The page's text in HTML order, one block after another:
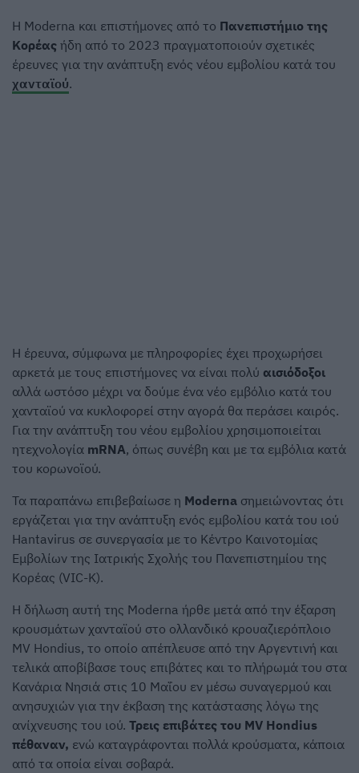
Η Moderna και επιστήμονες από το Πανεπιστήμιο της
Κορέας ήδη από το 2023 πραγματοποιούν σχετικές
έρευνες για την ανάπτυξη ενός νέου εμβολίου κατά του
χανταϊού.
Η έρευνα, σύμφωνα με πληροφορίες έχει προχωρήσει
αρκετά με τους επιστήμονες να είναι πολύ αισιόδοξοι
αλλά ωστόσο μέχρι να δούμε ένα νέο εμβόλιο κατά του
χανταϊού να κυκλοφορεί στην αγορά θα περάσει καιρός.
Για την ανάπτυξη του νέου εμβολίου χρησιμοποιείται
ητεχνολογία mRNA, όπως συνέβη και με τα εμβόλια κατά
του κορωνοϊού.
Τα παραπάνω επιβεβαίωσε η Moderna σημειώνοντας ότι
εργάζεται για την ανάπτυξη ενός εμβολίου κατά του ιού
Hantavirus σε συνεργασία με το Κέντρο Καινοτομίας
Εμβολίων της Ιατρικής Σχολής του Πανεπιστημίου της
Κορέας (VIC-K).
Η δήλωση αυτή της Moderna ήρθε μετά από την έξαρση
κρουσμάτων χανταϊού στο ολλανδικό κρουαζιερόπλοιο
MV Hondius, το οποίο απέπλευσε από την Αργεντινή και
τελικά αποβίβασε τους επιβάτες και το πλήρωμά του στα
Κανάρια Νησιά στις 10 Μαΐου εν μέσω συναγερμού και
ανησυχιών για την έκβαση της κατάστασης λόγω της
ανίχνευσης του ιού. Τρεις επιβάτες του MV Hondius
πέθαναν, ενώ καταγράφονται πολλά κρούσματα, κάποια
από τα οποία είναι σοβαρά.